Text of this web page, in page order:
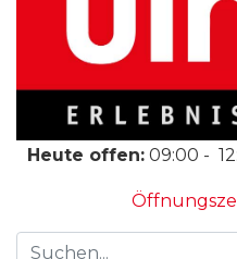
Heute offen: 09:00 -